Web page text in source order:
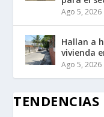
Ago 5, 2026
Hallan a
vivienda
Ago 5, 2026
TENDENCIAS